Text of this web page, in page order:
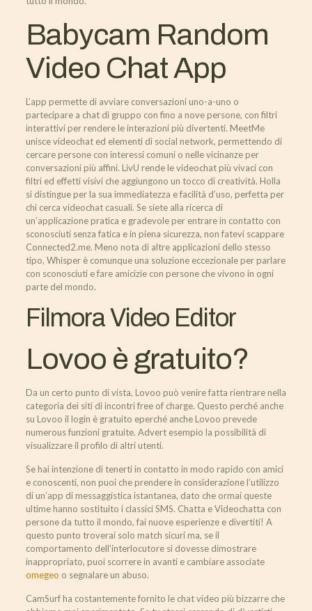
Babycam Random
Video Chat App
L’app permette di avviare conversazioni uno-a-uno o
partecipare a chat di gruppo con fino a nove persone, con filtri
interattivi per rendere le interazioni più divertenti. MeetMe
unisce videochat ed elementi di social network, permettendo di
cercare persone con interessi comuni o nelle vicinanze per
conversazioni più affini. LivU rende le videochat più vivaci con
filtri ed effetti visivi che aggiungono un tocco di creatività. Holla
si distingue per la sua immediatezza e facilità d’uso, perfetta per
chi cerca videochat casuali. Se siete alla ricerca di
un’applicazione pratica e gradevole per entrare in contatto con
sconosciuti senza fatica e in piena sicurezza, non fatevi scappare
Connected2.me. Meno nota di altre applicazioni dello stesso
tipo, Whisper è comunque una soluzione eccezionale per parlare
con sconosciuti e fare amicizie con persone che vivono in ogni
parte del mondo.
Filmora Video Editor
Lovoo è gratuito?
Da un certo punto di vista, Lovoo può venire fatta rientrare nella
categoria dei siti di incontri free of charge. Questo perché anche
su Lovoo il login è gratuito eperché anche Lovoo prevede
numerous funzioni gratuite. Advert esempio la possibilità di
visualizzare il profilo di altri utenti.
Se hai intenzione di tenerti in contatto in modo rapido con amici
e conoscenti, non puoi che prendere in considerazione l’utilizzo
di un’app di messaggistica istantanea, dato che ormai queste
ultime hanno sostituito i classici SMS. Chatta e Videochatta con
persone da tutto il mondo, fai nuove esperienze e divertiti! A
questo punto troverai solo match sicuri ma, se il
comportamento dell’interlocutore si dovesse dimostrare
inappropriato, puoi scorrere in avanti e cambiare associate
omegeo o segnalare un abuso.
CamSurf ha costantemente fornito le chat video più bizzarre che